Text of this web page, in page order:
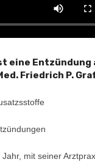
eine Entzündung
Friedrich P.
mit seiner